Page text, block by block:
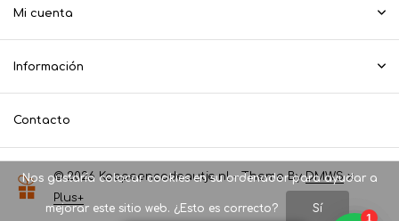
Mi cuenta
Información
Contacto
© 2026 Koopeencadeautje.nl - Theme ByDMWSx
Plus+
Nos gustaría colocar cookies en su ordenador para ayudar a
mejorar este sitio web. ¿Esto es correcto? Sí